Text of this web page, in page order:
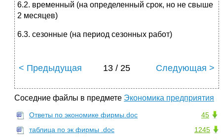
6.2. временный (на определенный срок, но не свыше
2 месяцев)
6.3. сезонные (на период сезонных работ)
< Предыдущая 13 / 25 Следующая >
Соседние файлы в предмете Экономика предприятия
45
Ответы по экономике фирмы.doc
1245
таблица по эк фирмы .doc